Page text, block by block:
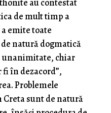
de mult timp a
emite toate
natură dogmatică
unanimitate, chiar
fi în dezacord”,
Problemele
sunt de natură